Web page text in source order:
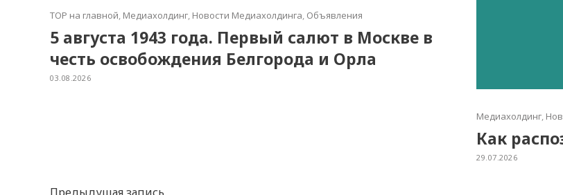
TOP на главной, Медиахолдинг, Новости Медиахолдинга, Объявления
5 августа 1943 года. Первый салют в Москве в
честь освобождения Белгорода и Орла
03.08.2026
Медиахолдинг,
Как
29.07.2026